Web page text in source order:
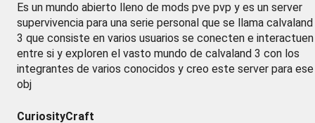
Es un mundo abierto lleno de mods pve pvp y es un server
supervivencia para una serie personal que se llama calvaland
3 que consiste en varios usuarios se conecten e interactuen
entre si y exploren el vasto mundo de calvaland 3 con los
integrantes de varios conocidos y creo este server para ese
obj
CuriosityCraft